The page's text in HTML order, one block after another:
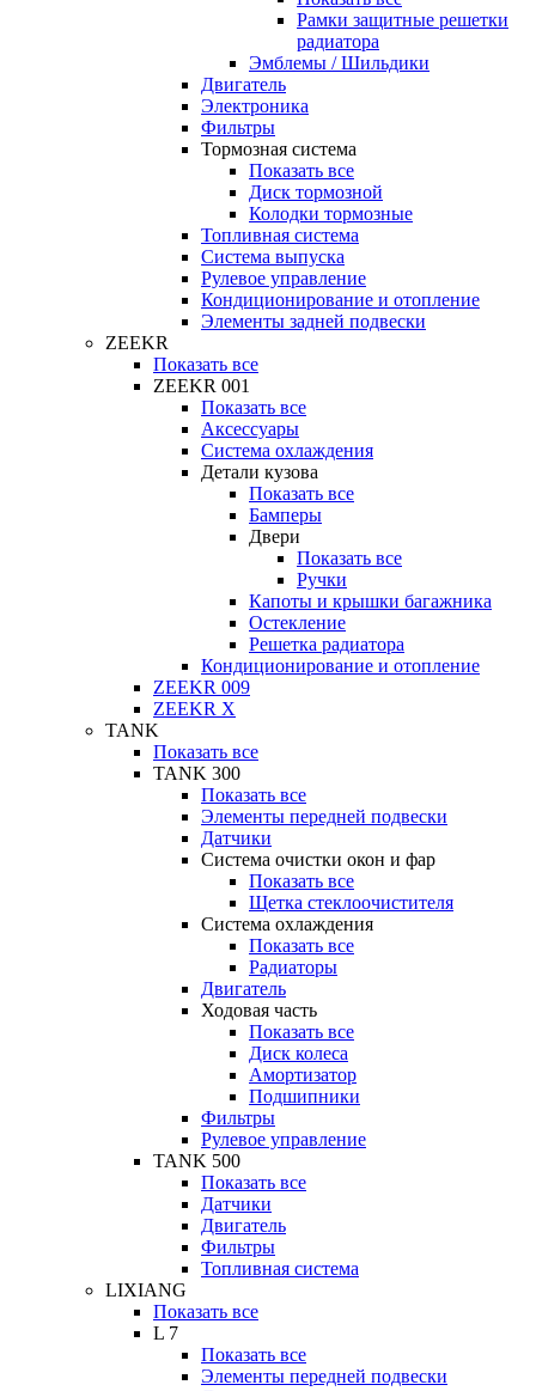
Рамки защитные решетки
радиатора
Эмблемы / Шильдики
Двигатель
Электроника
Фильтры
Тормозная система
Показать все
Диск тормозной
Колодки тормозные
Топливная система
Система выпуска
Рулевое управление
Кондиционирование и отопление
Элементы задней подвески
ZEEKR
Показать все
ZEEKR 001
Показать все
Аксессуары
Система охлаждения
Детали кузова
Показать все
Бамперы
Двери
Показать все
Ручки
Капоты и крышки багажника
Остекление
Решетка радиатора
Кондиционирование и отопление
ZEEKR 009
ZEEKR X
TANK
Показать все
TANK 300
Показать все
Элементы передней подвески
Датчики
Система очистки окон и фар
Показать все
Щетка стеклоочистителя
Система охлаждения
Показать все
Радиаторы
Двигатель
Ходовая часть
Показать все
Диск колеса
Амортизатор
Подшипники
Фильтры
Рулевое управление
TANK 500
Показать все
Датчики
Двигатель
Фильтры
Топливная система
LIXIANG
Показать все
L 7
Показать все
Элементы передней подвески